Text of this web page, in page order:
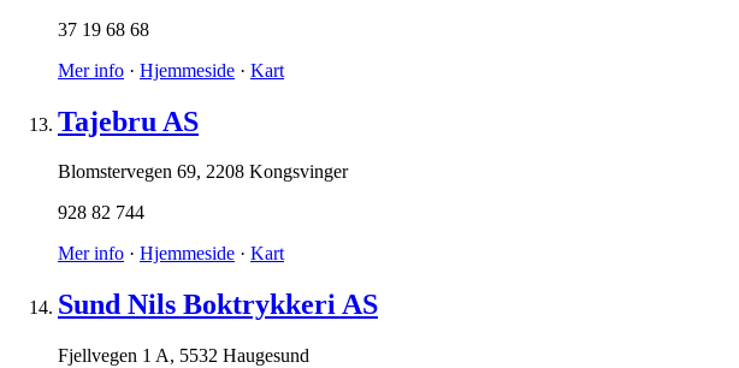
37 19 68 68
Mer info · Hjemmeside · Kart
Tajebru AS
Blomstervegen 69, 2208 Kongsvinger
928 82 744
Mer info · Hjemmeside · Kart
Sund Nils Boktrykkeri AS
Fjellvegen 1 A, 5532 Haugesund